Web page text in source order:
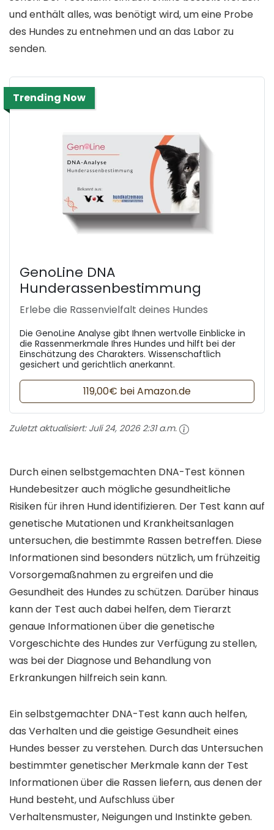
und enthält alles, was benötigt wird, um eine Probe
des Hundes zu entnehmen und an das Labor zu
senden.
Trending Now
GenoLine DNA
Hunderassenbestimmung
Erlebe die Rassenvielfalt deines Hundes
Die GenoLine Analyse gibt Ihnen wertvolle Einblicke in
die Rassenmerkmale Ihres Hundes und hilft bei der
Einschätzung des Charakters. Wissenschaftlich
gesichert und gerichtlich anerkannt.
119,00€ bei Amazon.de
Zuletzt aktualisiert: Juli 24, 2026 2:31 a.m.
Durch einen selbstgemachten DNA-Test können
Hundebesitzer auch mögliche gesundheitliche
Risiken für ihren Hund identifizieren. Der Test kann auf
genetische Mutationen und Krankheitsanlagen
untersuchen, die bestimmte Rassen betreffen. Diese
Informationen sind besonders nützlich, um frühzeitig
Vorsorgemaßnahmen zu ergreifen und die
Gesundheit des Hundes zu schützen. Darüber hinaus
kann der Test auch dabei helfen, dem Tierarzt
genaue Informationen über die genetische
Vorgeschichte des Hundes zur Verfügung zu stellen,
was bei der Diagnose und Behandlung von
Erkrankungen hilfreich sein kann.
Ein selbstgemachter DNA-Test kann auch helfen,
das Verhalten und die geistige Gesundheit eines
Hundes besser zu verstehen. Durch das Untersuchen
bestimmter genetischer Merkmale kann der Test
Informationen über die Rassen liefern, aus denen der
Hund besteht, und Aufschluss über
Verhaltensmuster, Neigungen und Instinkte geben.